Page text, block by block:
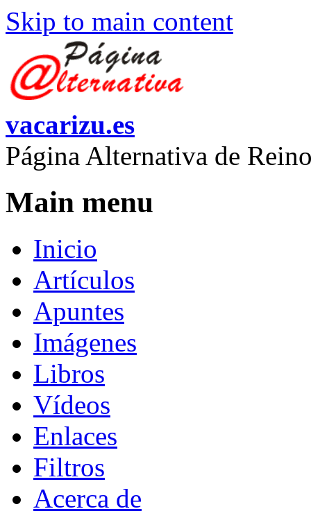
Skip to main content
vacarizu.es
Página Alternativa de
Main menu
Inicio
Artículos
Apuntes
Imágenes
Libros
Vídeos
Enlaces
Filtros
Acerca de